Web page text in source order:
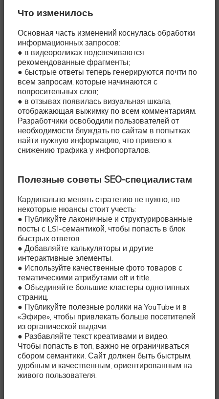
Что изменилось
Основная часть изменений коснулась обработки
информационных запросов:
● в видеороликах подсвечиваются
рекомендованные фрагменты;
● быстрые ответы теперь генерируются почти по
всем запросам, которые начинаются с
вопросительных слов;
● в отзывах появилась визуальная шкала,
отображающая выжимку по всем комментариям.
Разработчики освободили пользователей от
необходимости блуждать по сайтам в попытках
найти нужную информацию, что привело к
снижению трафика у инфопорталов.
Полезные советы SEO-специалистам
Кардинально менять стратегию не нужно, но
некоторые нюансы стоит учесть:
● Публикуйте лаконичные и структурированные
посты с LSI-семантикой, чтобы попасть в блок
быстрых ответов.
● Добавляйте калькуляторы и другие
интерактивные элементы.
● Используйте качественные фото товаров с
тематическими атрибутами alt и title.
● Объединяйте большие кластеры однотипных
страниц.
● Публикуйте полезные ролики на YouTube и в
«Эфире», чтобы привлекать больше посетителей
из органической выдачи.
● Разбавляйте текст креативами и видео.
Чтобы попасть в топ, важно не ограничиваться
сбором семантики. Сайт должен быть быстрым,
удобным и качественным, ориентированным на
живого пользователя.